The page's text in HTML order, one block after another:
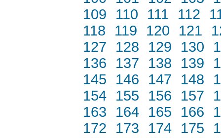
109
110 111 112
118
119 120 121
127
128 129 130
136
137 138 139
145
146 147 148
154
155 156 157
163
164 165 166
172
173 174 175